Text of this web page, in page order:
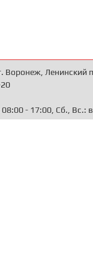
Воронеж,
- 17:00, Сб., Вс.: